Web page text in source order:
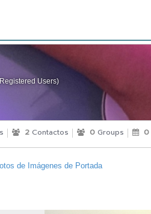
Registered Users)
2 Contactos 0 Groups 0
de Imágenes de Portada